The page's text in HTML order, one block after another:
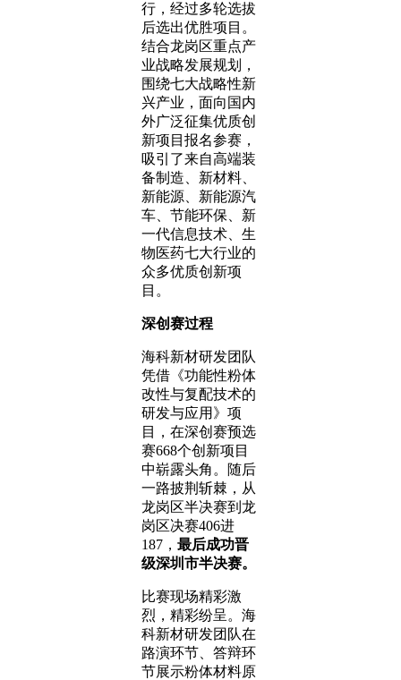
行，经过多轮选拔
后选出优胜项目。
结合龙岗区重点产
业战略发展规划，
围绕七大战略性新
兴产业，面向国内
外广泛征集优质创
新项目报名参赛，
吸引了来自高端装
备制造、新材料、
新能源、新能源汽
车、节能环保、新
一代信息技术、生
物医药七大行业的
众多优质创新项
目。
深创赛过程
海科新材研发团队
凭借《功能性粉体
改性与复配技术的
研发与应用》项
目，在深创赛预选
赛668个创新项目
中崭露头角。随后
一路披荆斩棘，从
龙岗区半决赛到龙
岗区决赛406进
187， 最后成功晋
级深圳市半决赛。
比赛现场精彩激
烈，精彩纷呈。海
科新材研发团队在
路演环节、答辩环
节展示粉体材料原